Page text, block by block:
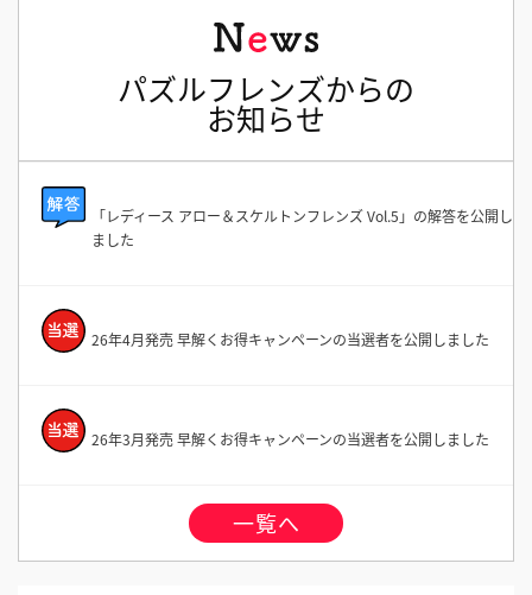
パズルフレンズからの
お知らせ
「レディース アロー＆スケルトンフレンズ Vol.5」の解答を公開し
ました
26年4月発売 早解くお得キャンペーンの当選者を公開しました
26年3月発売 早解くお得キャンペーンの当選者を公開しました
一覧へ